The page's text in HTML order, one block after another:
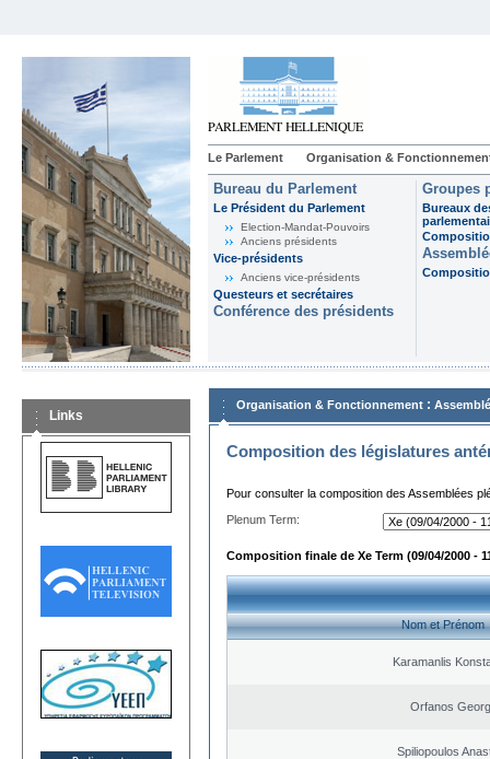
Le Parlement Organisation &
Bureau du Parlement
Le Président du Parlement
Election-Mandat-Pouvoirs
Anciens présidents
Vice-présidents
Anciens vice-présidents
Questeurs et secrétaires
Conférence des présidents
Groupes
Bureaux
Links
Organisation & Fonctionnement :
Composition des législatures
Pour consulter la composition des Assemblées
Plenum Term:
Composition finale de Xe Term (09/04/2000 -
Nom et Prénom
Karamanlis
Orfanos
Spiliopoulos